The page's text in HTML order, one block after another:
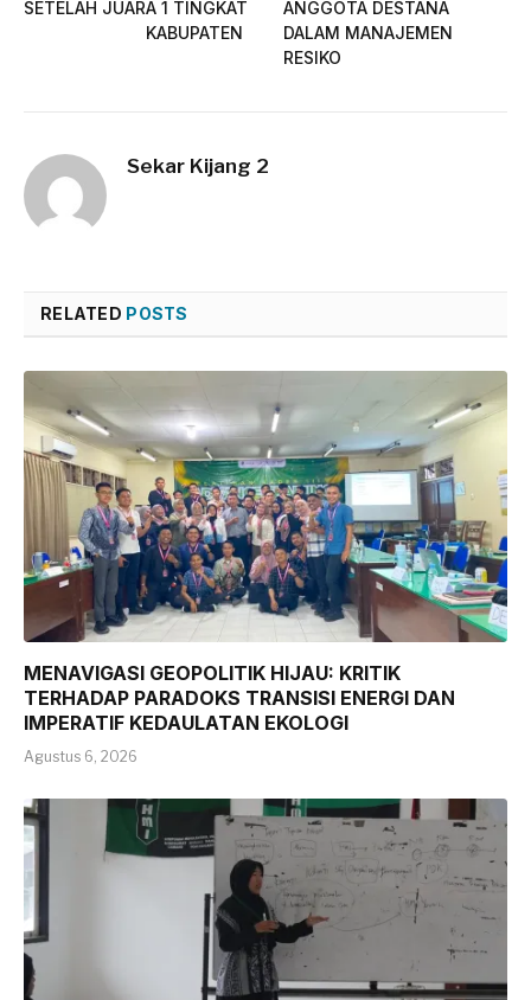
SETELAH JUARA 1 TINGKAT
KABUPATEN
ANGGOTA DESTANA
DALAM MANAJEMEN
RESIKO
Sekar Kijang 2
RELATED POSTS
MENAVIGASI GEOPOLITIK HIJAU: KRITIK
TERHADAP PARADOKS TRANSISI ENERGI DAN
IMPERATIF KEDAULATAN EKOLOGI
Agustus 6, 2026